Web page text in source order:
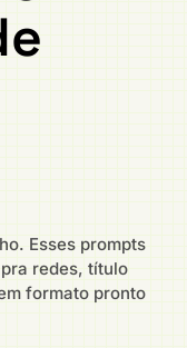
Esses prompts
redes, título
formato pronto